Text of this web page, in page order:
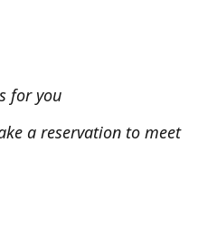
for you
a reservation to meet